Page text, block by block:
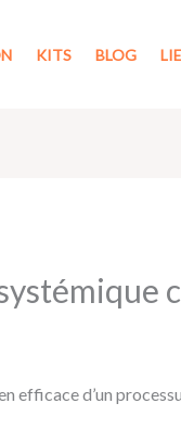
KITS BLOG
d’un